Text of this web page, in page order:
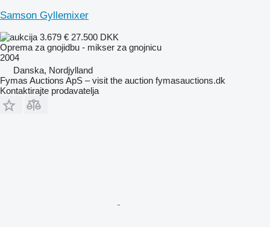
Samson Gyllemixer
3.679 € 27.500 DKK
Oprema za gnojidbu - mikser za gnojnicu
2004
Danska, Nordjylland
Fymas Auctions ApS – visit the auction fymasauctions.dk
Kontaktirajte prodavatelja